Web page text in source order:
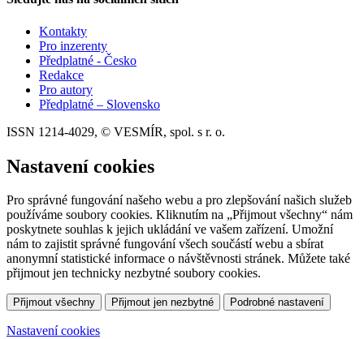
Kontakty
Pro inzerenty
Předplatné - Česko
Redakce
Pro autory
Předplatné – Slovensko
ISSN 1214-4029, © VESMÍR, spol. s r. o.
Nastavení cookies
Pro správné fungování našeho webu a pro zlepšování našich služeb
používáme soubory cookies. Kliknutím na „Přijmout všechny“ nám
poskytnete souhlas k jejich ukládání ve vašem zařízení. Umožní
nám to zajistit správné fungování všech součástí webu a sbírat
anonymní statistické informace o návštěvnosti stránek. Můžete také
přijmout jen technicky nezbytné soubory cookies.
Přijmout všechny Přijmout jen nezbytné Podrobné nastavení
Nastavení cookies